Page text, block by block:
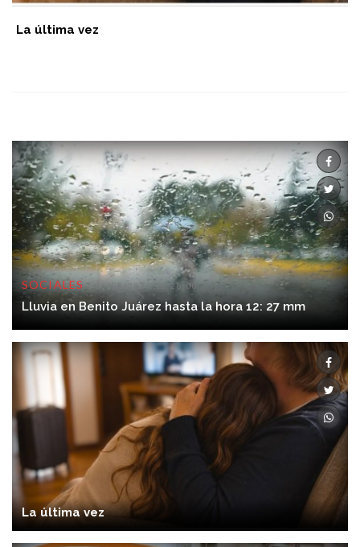
La última vez
SOCIALES 06/08/2026 12:28:00
Lluvia en Benito Juárez hasta la hora 12: 27 mm
La última vez